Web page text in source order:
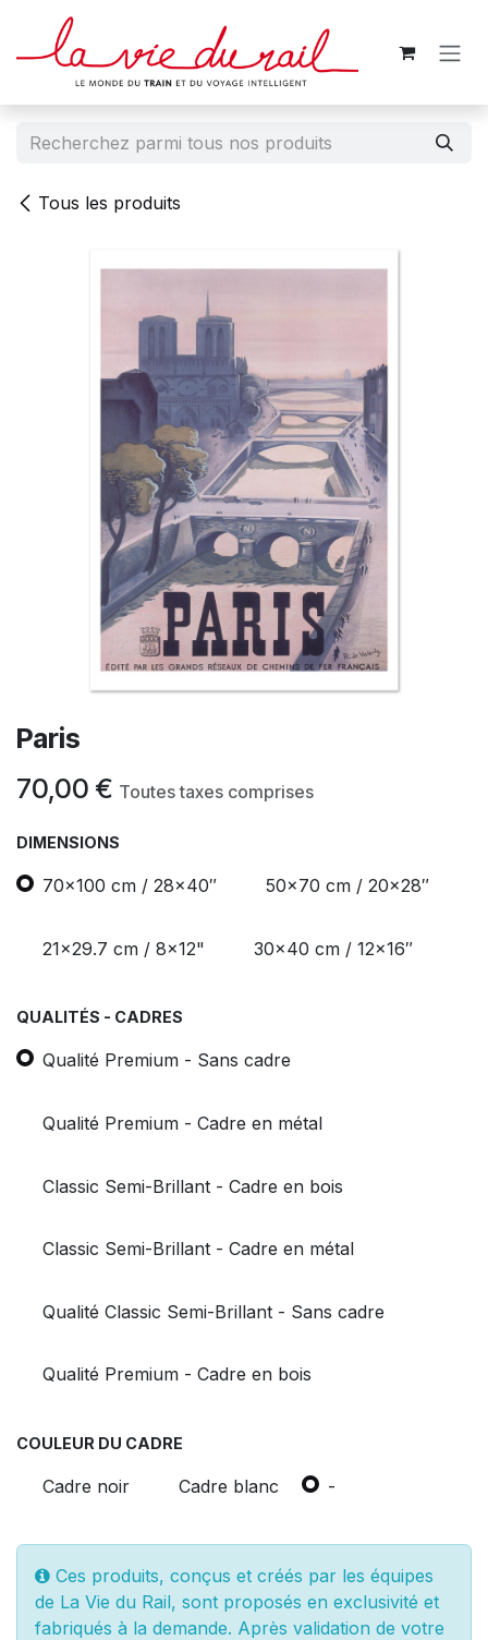
Se rendre au contenu
Tous les produits
Paris
70,00 € Toutes taxes comprises
DIMENSIONS
70x100 cm / 28x40″ 50x70 cm / 20x28″
21x29.7 cm / 8x12" 30x40 cm / 12x16″
QUALITÉS - CADRES
Qualité Premium - Sans cadre
Qualité Premium - Cadre en métal
Classic Semi-Brillant - Cadre en bois
Classic Semi-Brillant - Cadre en métal
Qualité Classic Semi-Brillant - Sans cadre
Qualité Premium - Cadre en bois
COULEUR DU CADRE
Cadre noir Cadre blanc -
Ces produits, conçus et créés par les équipes
de La Vie du Rail, sont proposés en exclusivité et
fabriqués à la demande. Après validation de votre